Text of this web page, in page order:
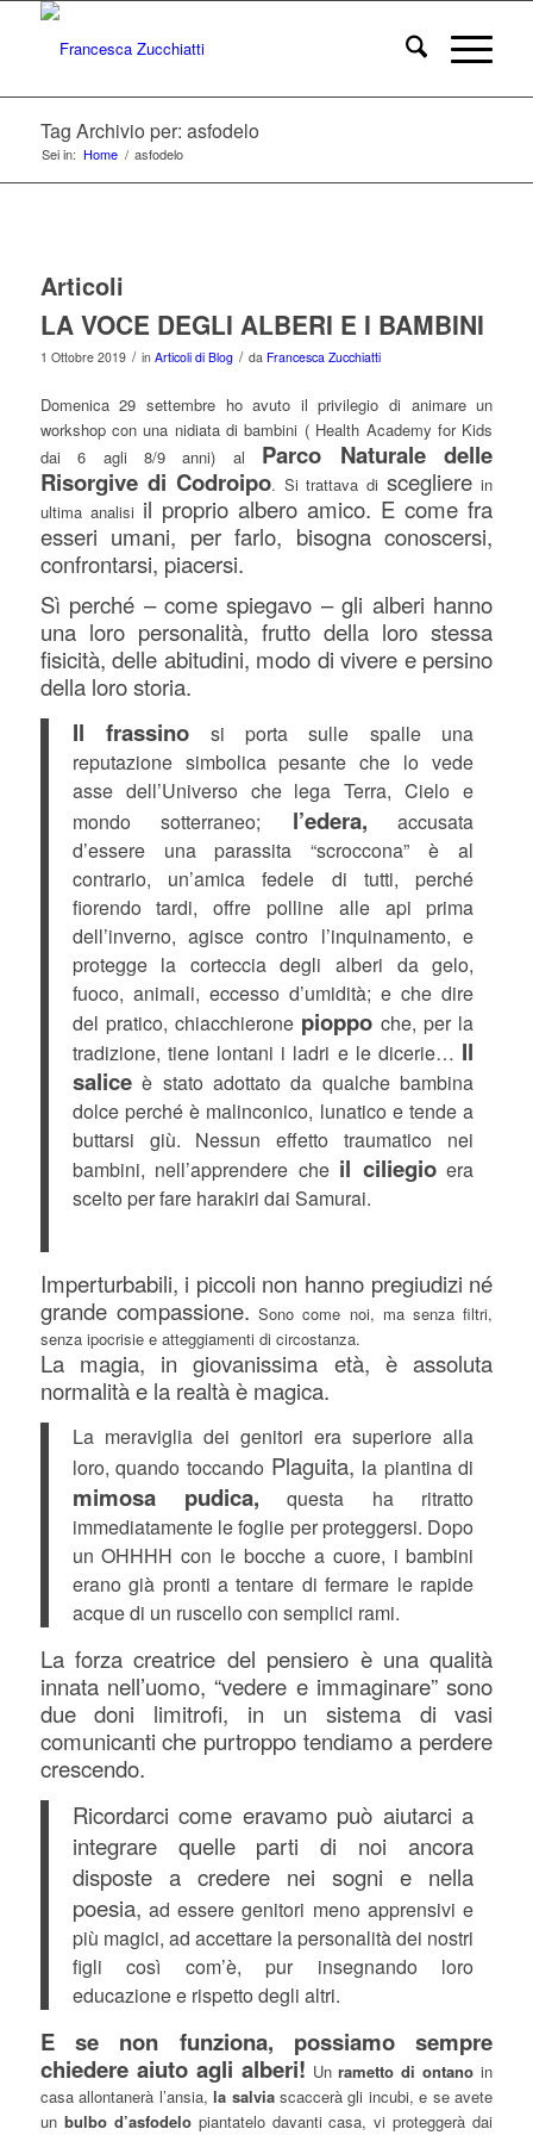
Tag Archivio per: asfodelo
Sei in: Home / asfodelo
Articoli
LA VOCE DEGLI ALBERI E I BAMBINI
1 Ottobre 2019 / in Articoli di Blog / da Francesca Zucchiatti
Domenica 29 settembre ho avuto il privilegio di animare un
workshop con una nidiata di bambini ( Health Academy for Kids
dai 6 agli 8/9 anni) al Parco Naturale delle
Risorgive di Codroipo. Si trattava discegliere in
ultima analisi il proprio albero amico. E come fra
esseri umani, per farlo, bisogna conoscersi,
confrontarsi, piacersi.
Sì perché – come spiegavo – gli alberi hanno
una loro personalità, frutto della loro stessa
fisicità, delle abitudini, modo di vivere e persino
della loro storia.
Il frassino si porta sulle spalle una
reputazione simbolica pesante che lo vede
asse dell’Universo che lega Terra, Cielo e
mondo sotterraneo;
l’edera, accusata
d’essere una parassita “scroccona” è al
contrario, un’amica fedele di tutti, perché
fiorendo tardi, offre polline alle api prima
dell’inverno, agisce contro l’inquinamento, e
protegge la corteccia degli alberi da gelo,
fuoco, animali, eccesso d’umidità; e che dire
del pratico, chiacchierone pioppo che, per la
tradizione, tiene lontani i ladri e le dicerie… Il
saliceè stato adottato da qualche bambina
dolce perché è malinconico, lunatico e tende a
buttarsi giù. Nessun effetto traumatico nei
bambini, nell’apprendere che il ciliegioera
scelto per fare harakiri dai Samurai.
Imperturbabili, i piccoli non hanno pregiudizi né
grande compassione. Sono come noi, ma senza filtri,
senza ipocrisie e atteggiamenti di circostanza.
La magia, in giovanissima età, è assoluta
normalità e la realtà è magica.
La meraviglia dei genitori era superiore alla
loro, quando toccando Plaguita, la piantina di
mimosa pudica, questa ha ritratto
immediatamente le foglie per proteggersi. Dopo
un OHHHH con le bocche a cuore, i bambini
erano già pronti a tentare di fermare le rapide
acque di un ruscello con semplici rami.
La forza creatrice del pensiero è una qualità
innata nell’uomo, “vedere e immaginare” sono
due doni limitrofi, in un sistema di vasi
comunicanti che purtroppo tendiamo a perdere
crescendo.
Ricordarci come eravamo può aiutarci a
integrare quelle parti di noi ancora
disposte a credere nei sogni e nella
poesia, ad essere genitori meno apprensivi e
più magici, ad accettare la personalità dei nostri
figli così com’è, pur insegnando loro
educazione e rispetto degli altri.
E se non funziona, possiamo sempre
chiedere aiuto agli alberi! Unrametto di ontano in
casa allontanerà l’ansia,la salviascaccerà gli incubi, e se avete
un bulbo d’asfodelopiantatelo davanti casa, vi proteggerà dai